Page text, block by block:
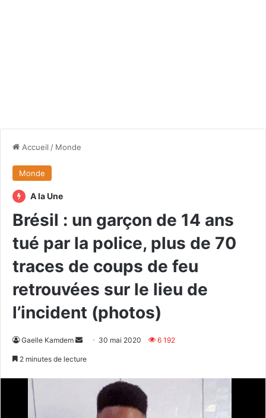
Accueil / Monde
Monde
A la Une
Brésil : un garçon de 14 ans
tué par la police, plus de 70
traces de coups de feu
retrouvées sur le lieu de
l’incident (photos)
Gaelle Kamdem
Envoyer30 mai 2020 6 192
2 minutes de lecture